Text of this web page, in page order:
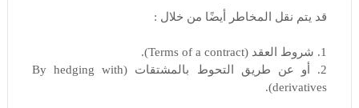
قد يتم نقل المخاطر أيضًا من خلال :
1. شروط العقد (Terms of a contract).
2. أو عن طريق التحوط بالمشتقات (By hedging with
derivatives).